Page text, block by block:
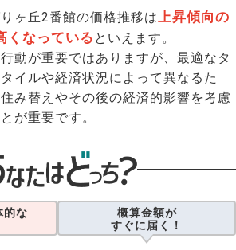
ヶ丘2番館の価格推移は 上昇傾向の
くなっている といえます。
動が重要ではありますが、最適なタ
イルや経済状況によって異なるた
み替えやその後の経済的影響を考慮
が重要です。
的な
概算金額が
すぐに届く！